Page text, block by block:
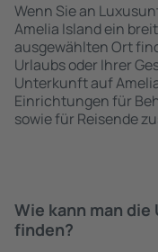
Wenn Sie an
Amelia Island ein
ausgewählten Ort
Urlaubs oder Ihrer
Unterkunft auf
Einrichtungen für
sowie für Reisende
Wie kann man
finden?